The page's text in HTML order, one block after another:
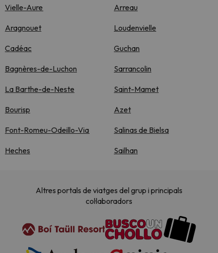
Vielle-Aure Arreau
Aragnouet Loudenvielle
Cadéac Guchan
Bagnères-de-Luchon Sarrancolin
La Barthe-de-Neste Saint-Mamet
Bourisp Azet
Font-Romeu-Odeillo-Via Salinas de Bielsa
Heches Sailhan
Altres portals de viatges del grup i principals
col·laboradors